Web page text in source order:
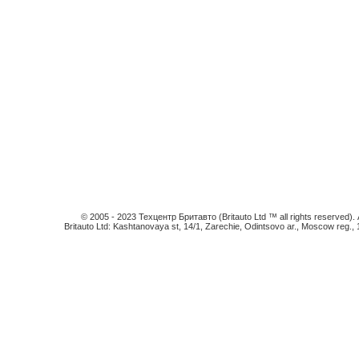
© 2005 - 2023 Техцентр Бритавто (Britauto Ltd ™ all rights
Britauto Ltd: Kashtanovaya st, 14/1, Zarechie, Odintsovo ar., Moscow